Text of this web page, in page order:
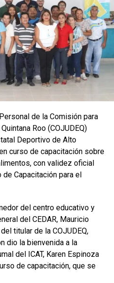
de la Comisión para
Roo (COJUDEQ)
Deportivo de Alto
curso de capacitación sobre
con validez oficial
Capacitación para el
del centro educativo y
del CEDAR, Mauricio
titular de la COJUDEQ,
dio la bienvenida a la
del ICAT, Karen Espinoza
de capacitación, que se